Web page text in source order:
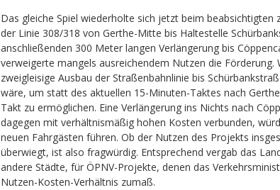
Das gleiche Spiel wiederholte sich jetzt beim beabsichtigten
der Linie 308/318 von Gerthe-Mitte bis Haltestelle
anschließenden 300 Meter langen Verlängerung bis
verweigerte mangels ausreichendem Nutzen die Förderung.
zweigleisige Ausbau der Straßenbahnlinie bis
wäre, um statt des aktuellen 15-Minuten-Taktes nach
Takt zu ermöglichen. Eine Verlängerung ins Nichts nach
dagegen mit verhältnismäßig hohen Kosten verbunden,
neuen Fahrgästen führen. Ob der Nutzen des Projekts
überwiegt, ist also fragwürdig. Entsprechend vergab das
andere Städte, für ÖPNV-Projekte, denen das
Nutzen-Kosten-Verhältnis zumaß.